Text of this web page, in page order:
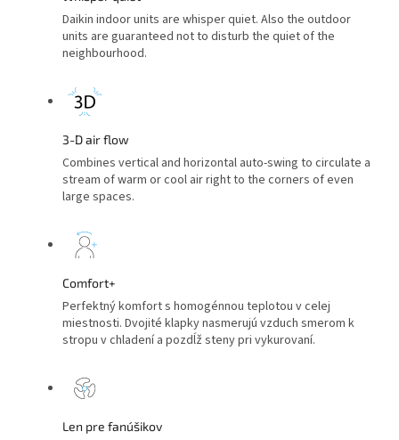
Daikin indoor units are whisper quiet. Also the outdoor
units are guaranteed not to disturb the quiet of the
neighbourhood.
3-D air flow
Combines vertical and horizontal auto-swing to circulate a
stream of warm or cool air right to the corners of even
large spaces.
Comfort+
Perfektný komfort s homogénnou teplotou v celej
miestnosti. Dvojité klapky nasmerujú vzduch smerom k
stropu v chladení a pozdĺž steny pri vykurovaní.
Len pre fanúšikov